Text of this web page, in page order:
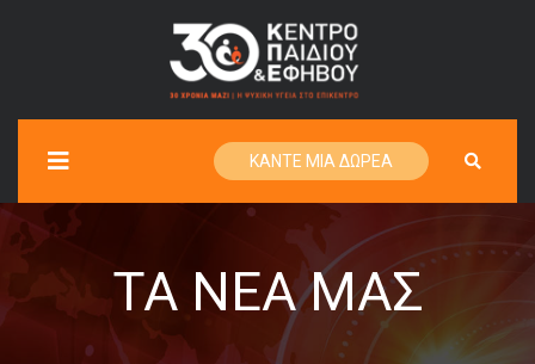
ΚΑΝΤΕ ΜΙΑ ΔΩΡΕΑ
ΤΑ ΝΈΑ ΜΑΣ